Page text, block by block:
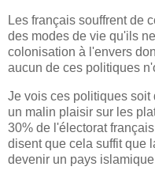
Les français souffrent de
des modes de vie qu'ils
colonisation à l'envers
aucun de ces politiques
Je vois ces politiques soit
un malin plaisir sur les
30% de l'électorat
disent que cela suffit que
devenir un pays